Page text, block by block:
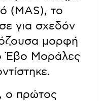
(MAS), το
για σχεδόν
μορφή
Έβο Μοράλες
ο πρώτος